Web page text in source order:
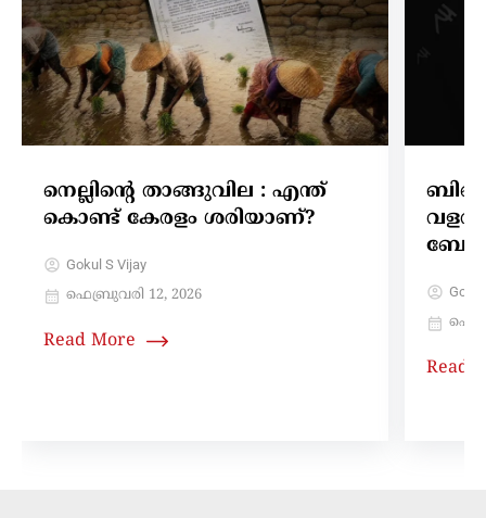
നെല്ലിന്റെ താങ്ങുവില : എന്ത്
കൊണ്ട് കേരളം ശരിയാണ്?
Gokul S Vijay
ഫെബ്രുവരി 12, 2026
Read More
Read